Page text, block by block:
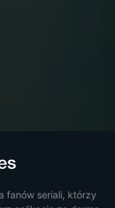
fanów seriali, którzy